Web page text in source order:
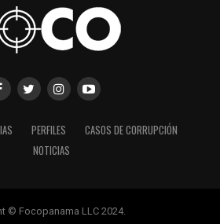
PERFILES
CASOS DE CORRUPCIÓN
NOTICIAS
© Focopanama LLC 2024.